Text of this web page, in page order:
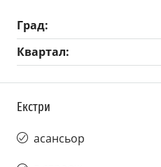
Град:
Квартал:
Екстри
асансьор